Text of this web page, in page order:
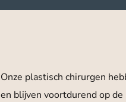
Onze plastisch chirurgen
en blijven voortdurend op